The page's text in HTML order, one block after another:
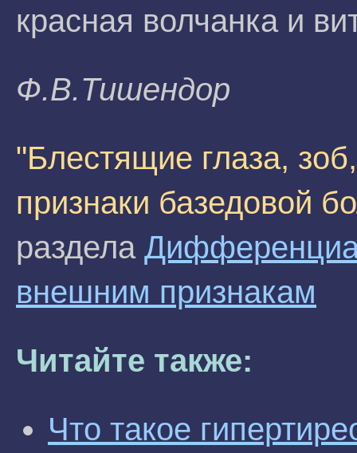
красная волчанка и
Ф.B.Тишeндop
"Блестящие глаза,
признаки базедовой
раздела
внешним признакам
Читайте также:
Что такое